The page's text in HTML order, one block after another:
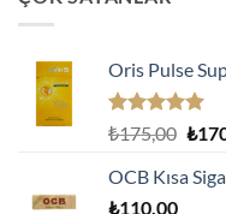
Oris Pulse
5 üzerinden
oy
aldı
₺175,00 ₺
OCB Kısa
₺110,00